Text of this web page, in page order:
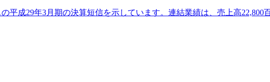
平成29年3月期の決算短信を示しています。連結業績は、売上高22,800